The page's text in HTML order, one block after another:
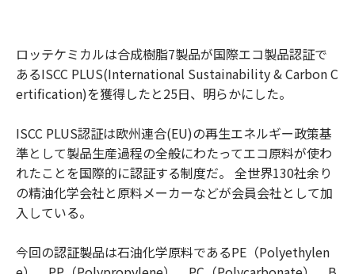
ロッテケミカルは合成樹脂7製品が国際エコ製品認証で
あるISCC PLUS(International Sustainability & Carbon C
ertification)を獲得したと25日、明らかにした。
ISCC PLUS認証は欧州連合(EU)の再生エネルギー政策基
準として製品生産過程の全般にわたってエコ原料が使わ
れたことを国際的に認証する制度だ。 全世界130社余り
の精油化学会社と原料メーカーなどが会員会社として加
入している。
今回の認証製品は石油化学原料であるPE（Polyethylen